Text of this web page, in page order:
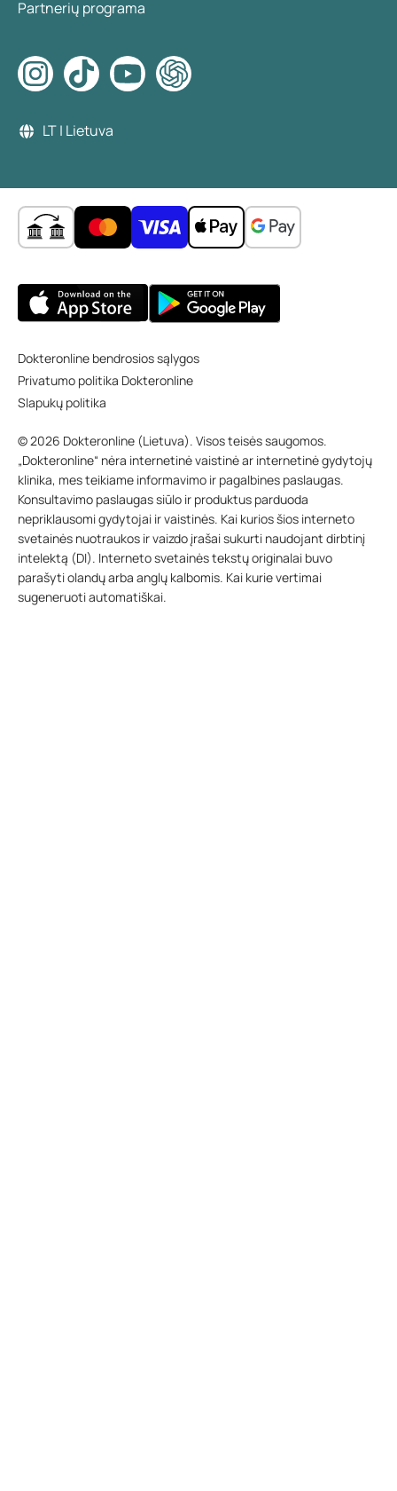
Partnerių programa
LT | Lietuva
Dokteronline bendrosios sąlygos
Privatumo politika Dokteronline
Slapukų politika
© 2026 Dokteronline (Lietuva). Visos teisės saugomos.
„Dokteronline“ nėra internetinė vaistinė ar internetinė gydytojų
klinika, mes teikiame informavimo ir pagalbines paslaugas.
Konsultavimo paslaugas siūlo ir produktus parduoda
nepriklausomi gydytojai ir vaistinės. Kai kurios šios interneto
svetainės nuotraukos ir vaizdo įrašai sukurti naudojant dirbtinį
intelektą (DI). Interneto svetainės tekstų originalai buvo
parašyti olandų arba anglų kalbomis. Kai kurie vertimai
sugeneruoti automatiškai.